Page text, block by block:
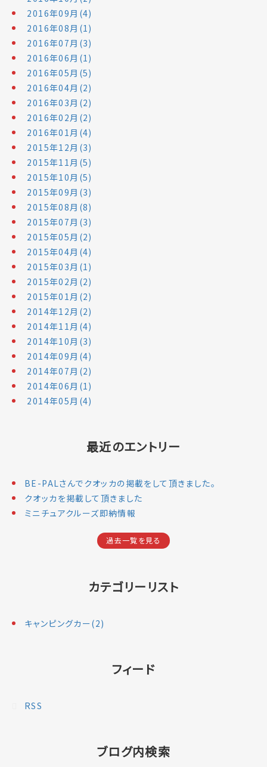
2016年09月(4)
2016年08月(1)
2016年07月(3)
2016年06月(1)
2016年05月(5)
2016年04月(2)
2016年03月(2)
2016年02月(2)
2016年01月(4)
2015年12月(3)
2015年11月(5)
2015年10月(5)
2015年09月(3)
2015年08月(8)
2015年07月(3)
2015年05月(2)
2015年04月(4)
2015年03月(1)
2015年02月(2)
2015年01月(2)
2014年12月(2)
2014年11月(4)
2014年10月(3)
2014年09月(4)
2014年07月(2)
2014年06月(1)
2014年05月(4)
最近のエントリー
BE-PALさんでクオッカの掲載をして頂きました。
クオッカを掲載して頂きました
ミニチュアクルーズ即納情報
過去一覧を見る
カテゴリーリスト
キャンピングカー(2)
フィード
RSS
ブログ内検索